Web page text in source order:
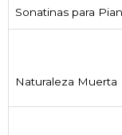
Sonatinas para
Naturaleza Muerta